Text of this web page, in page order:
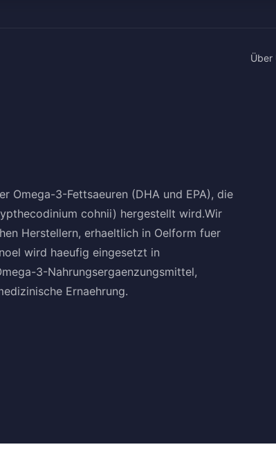
Über
Omega-3-Fettsaeuren (DHA und EPA), die
cohnii) hergestellt wird.Wir
Herstellern, erhaeltlich in Oelform fuer
wird haeufig eingesetzt in
3-Nahrungsergaenzungsmittel,
Ernaehrung.